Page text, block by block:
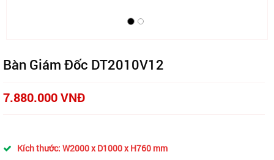
Bàn Giám Đốc DT2010V12
7.880.000 VNĐ
Kích thước: W2000 x D1000 x H760 mm